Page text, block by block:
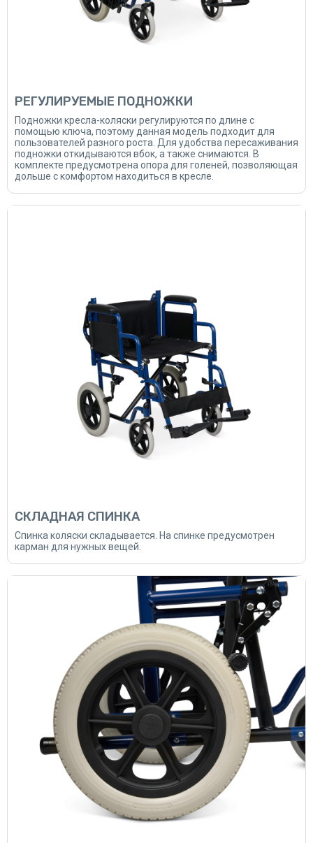
РЕГУЛИРУЕМЫЕ ПОДНОЖКИ
Подножки кресла-коляски регулируются по длине с
помощью ключа, поэтому данная модель подходит для
пользователей разного роста. Для удобства пересаживания
подножки откидываются вбок, а также снимаются. В
комплекте предусмотрена опора для голеней, позволяющая
дольше с комфортом находиться в кресле.
СКЛАДНАЯ СПИНКА
Спинка коляски складывается. На спинке предусмотрен
карман для нужных вещей.